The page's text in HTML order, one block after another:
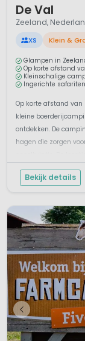
De Val
Zeeland,
XS Klein &
Glampen in
Op korte afstand
Kleinschalige
Ingerichte
Op korte afstand van
kleine
ontdekken. De
hagen die zorgen
Bekijk details